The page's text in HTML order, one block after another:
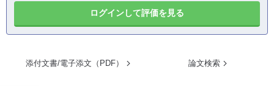
ログインして評価を見る
添付文書/電子添文（PDF） 論文検索